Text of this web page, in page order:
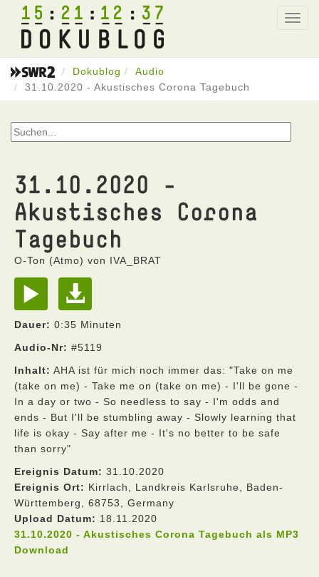
15 21 12 37
Dokublog
Audio
31.10.2020 - Akustisches Corona Tagebuch
31.10.2020 -
Akustisches Corona
Tagebuch
O-Ton (Atmo) von IVA_BRAT
Dauer: 0:35 Minuten
Audio-Nr: #5119
Inhalt: AHA ist für mich noch immer das: "Take on me
(take on me) - Take me on (take on me) - I'll be gone -
In a day or two - So needless to say - I'm odds and
ends - But I'll be stumbling away - Slowly learning that
life is okay - Say after me - It's no better to be safe
than sorry"
Ereignis Datum: 31.10.2020
Ereignis Ort: Kirrlach, Landkreis Karlsruhe, Baden-
Württemberg, 68753, Germany
Upload Datum: 18.11.2020
31.10.2020 - Akustisches Corona Tagebuch als MP3
Download